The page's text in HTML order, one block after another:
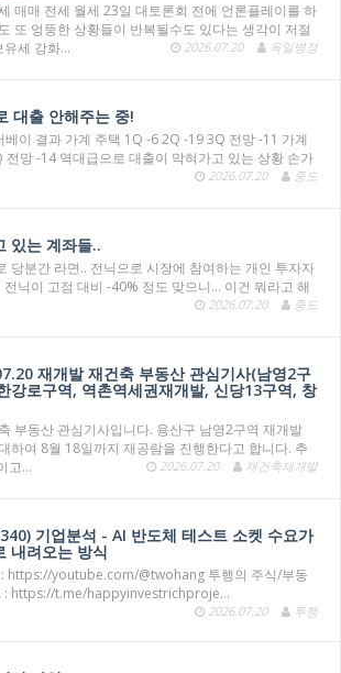
매매 전세 월세 23일 대토론회 전에 언론플레이를 하
또 엉뚱한 상황들이 반복될수도 있다는 생각이 저절
유세 강화…
2026.07.20 독일병정
대출 안해주는 중!
베이 결과 가계 주택 1Q -6 2Q -19 3Q 전망 -11 가계
망 -14 역대급으로 대출이 막혀가고 있는 상황 손가
2026.07.20 중도
있는 계좌들..
당분간 라면.. 전닉으로 시장에 참여하는 개인 투자자
닉이 고점 대비 -40% 정도 맞으니... 이건 뭐라고 해
2026.07.20 중도
재개발 재건축 부동산 관심기사(남영2구
강로구역, 역촌역세권재개발, 신당13구역, 창
부동산 관심기사입니다. 용산구 남영2구역 재개발
하여 8월 18일까지 재공람을 진행한다고 합니다. 추
고…
2026.07.20 재건축재개발
기업분석 - AI 반도체 테스트 소켓 수요가
내려오는 방식
: https://youtube.com/@twohang 투행의 주식/부동
. : https://t.me/happyinvestrichproje…
2026.07.20 투행